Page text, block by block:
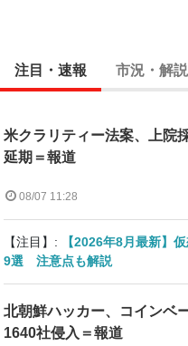
注目・速報 市況・解説
米クラリティー法案、上院
延期＝報道
08/07 11:28
【注目】:
【2026年8月最新】
9選 注意点も解説
北朝鮮ハッカー、コインベ
1640社侵入＝報道